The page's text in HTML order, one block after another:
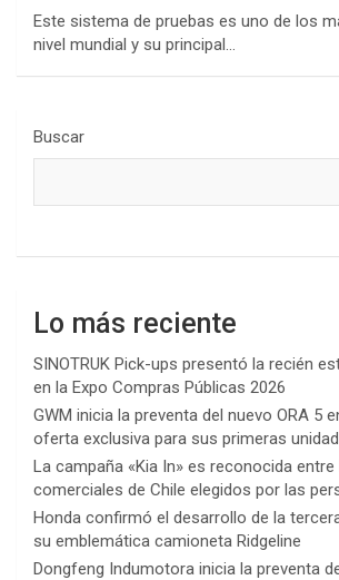
Este sistema de pruebas es uno de los
nivel mundial y su principal…
Buscar
Lo más reciente
SINOTRUK Pick-ups presentó la recién
en la Expo Compras Públicas 2026
GWM inicia la preventa del nuevo ORA 5
oferta exclusiva para sus primeras
La campaña «Kia In» es reconocida
comerciales de Chile elegidos por las
Honda confirmó el desarrollo de la
su emblemática camioneta Ridgeline
Dongfeng Indumotora inicia la preventa